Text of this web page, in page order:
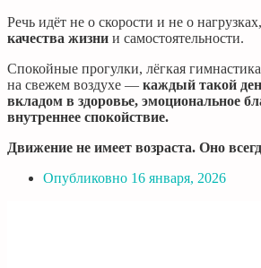
Речь идёт не о скорости и не о
качества жизни и самостоятельности.
Спокойные прогулки, лёгкая
на свежем воздухе — каждый такой
вкладом в здоровье, эмоциональное
внутреннее спокойствие.
Движение не имеет возраста. Оно
Опубликовно 16 января, 2026